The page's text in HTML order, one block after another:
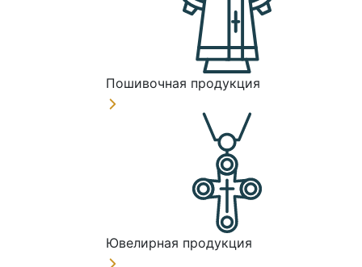
Пошивочная продукция
Ювелирная продукция